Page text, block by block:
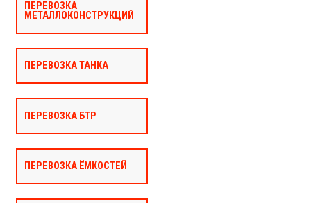
ПЕРЕВОЗКА
МЕТАЛЛОКОНСТРУКЦИЙ
ПЕРЕВОЗКА ТАНКА
ПЕРЕВОЗКА БТР
ПЕРЕВОЗКА ЁМКОСТЕЙ